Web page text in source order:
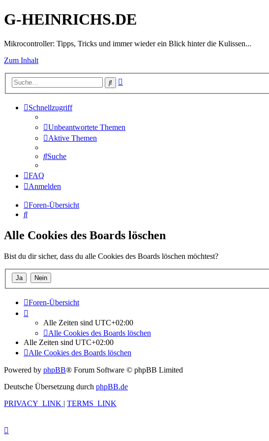
G-HEINRICHS.DE
Mikrocontroller: Tipps, Tricks und immer wieder ein Blick hinter die Kulissen...
Zum Inhalt
Suche
Schnellzugriff
Unbeantwortete Themen
Aktive Themen
Suche
FAQ
Anmelden
Foren-Übersicht
Suche
Alle Cookies des Boards löschen
Bist du dir sicher, dass du alle Cookies des Boards löschen möchtest?
Foren-Übersicht
Alle Zeiten sind UTC+02:00
Alle Cookies des Boards löschen
Alle Zeiten sind UTC+02:00
Alle Cookies des Boards löschen
Powered by phpBB® Forum Software © phpBB Limited
Deutsche Übersetzung durch phpBB.de
PRIVACY_LINK | TERMS_LINK